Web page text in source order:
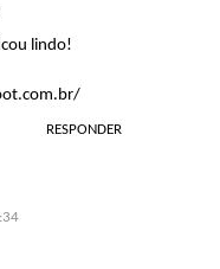
lindo!
RESPONDER